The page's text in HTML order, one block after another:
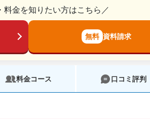
料金を知りたい方はこちら／
無料 資料請求
料金コース 口コミ評判